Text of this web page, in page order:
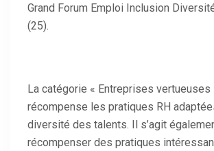
Grand Forum Emploi Inclusion
(25).
La catégorie « Entreprises vertueuses
récompense les pratiques RH
diversité des talents. Il s’agit
récompenser des pratiques